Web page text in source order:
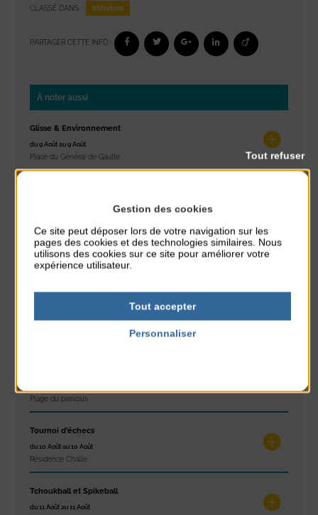
CLASSÉ DANS : Initiation
PARTAGER CETTE INFO :
À noter aussi
Glisse & Environnement
du 9 Août au 9 Août
Place du Général de Gaulle
Exposition « Itinéraires »
du 10 Août au 16 Août
Plage du passous
Tournoi d’échecs
du 10 Août au 10 Août
Résidence Challe
Tchoukball et Spikeball
du 11 Août au 11 Août
Gestion des cookies
Ce site peut déposer lors de votre navigation sur les
pages des cookies et des technologies similaires. Nous
utilisons des cookies sur ce site pour améliorer votre
expérience utilisateur.
Tout accepter
Tout refuser
Personnaliser